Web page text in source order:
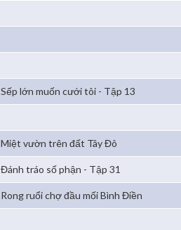
Sếp lớn muốn cưới tôi - Tập 13
Miệt vườn trên đất Tây Đô
Đánh tráo số phận - Tập 31
Rong ruổi chợ đầu mối Bình Điền